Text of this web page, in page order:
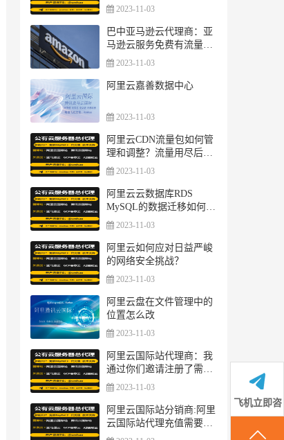
2023-11-03
巴中亚马逊云代理商：亚
马逊云服务免费有流量限
制吗？
2023-11-03
阿里云嘉善数据中心
2023-11-03
阿里云CDN流量包如何管
理和调整？流量用尽后如
何处理？
2023-11-03
阿里云云数据库RDS
MySQL的数据迁移如何操
作？2023-11-03
阿里云如何应对日益严峻
的网络安全挑战？
2023-11-03
阿里云盘在文件管理中的
位置怎么改
2023-11-03
阿里云国际站代理商：我
通过你们邀请注册了需要
支付美金嘛?
2023-11-03
阿里云国际站分销商:阿里
云国际站代理充值需要多
少钱起充值！
飞机立即咨
询